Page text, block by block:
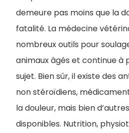
demeure pas moins que la
fatalité. La médecine
nombreux outils pour
animaux âgés et continue à
sujet. Bien sûr, il existe des
non stéroïdiens,
la douleur, mais bien
disponibles. Nutrition,